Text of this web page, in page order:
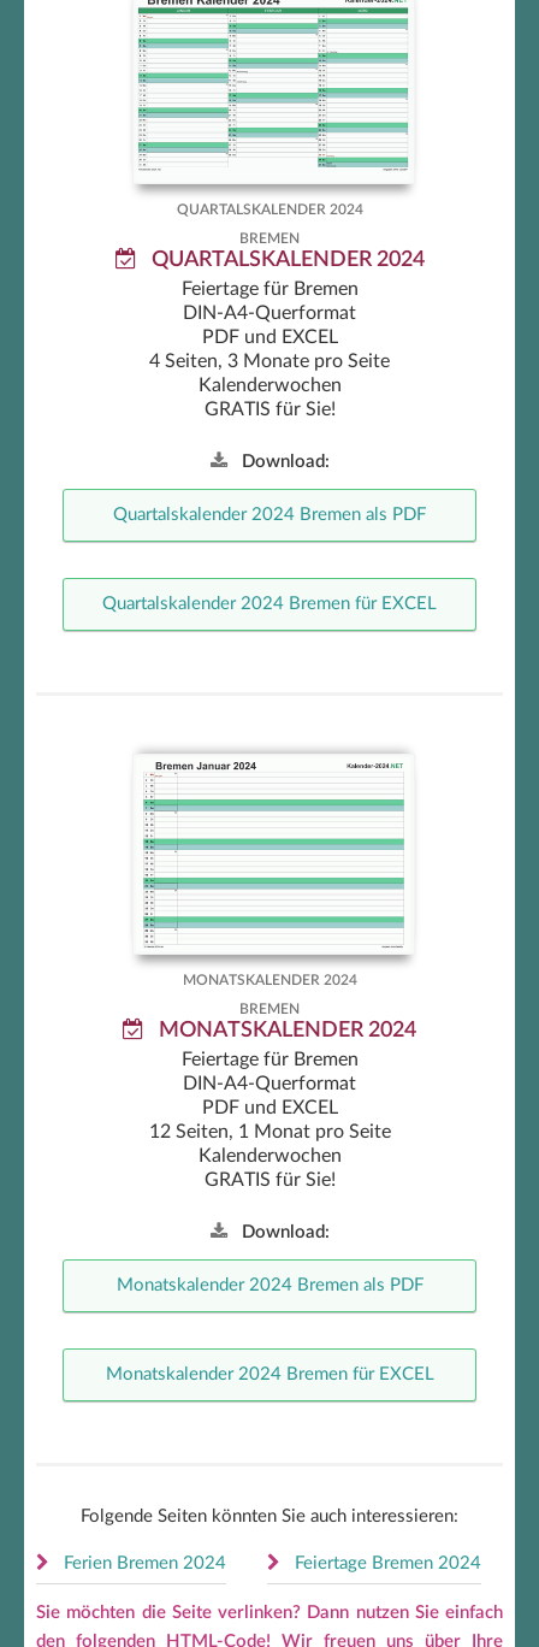
Bremen Quartalskalender 2024
QUARTALSKALENDER 2024
BREMEN
QUARTALSKALENDER 2024
Feiertage für Bremen
DIN-A4-Querformat
PDF und EXCEL
4 Seiten, 3 Monate pro Seite
Kalenderwochen
GRATIS für Sie!
Download:
Quartalskalender 2024 Bremen als PDF
Quartalskalender 2024 Bremen für EXCEL
MONATSKALENDER 2024
BREMEN
MONATSKALENDER 2024
Feiertage für Bremen
DIN-A4-Querformat
PDF und EXCEL
12 Seiten, 1 Monat pro Seite
Kalenderwochen
GRATIS für Sie!
Download:
Monatskalender 2024 Bremen als PDF
Monatskalender 2024 Bremen für EXCEL
Folgende Seiten könnten Sie auch interessieren:
Ferien Bremen 2024 Feiertage Bremen 2024
Sie möchten die Seite verlinken? Dann nutzen Sie einfach
den folgenden HTML-Code! Wir freuen uns über Ihre